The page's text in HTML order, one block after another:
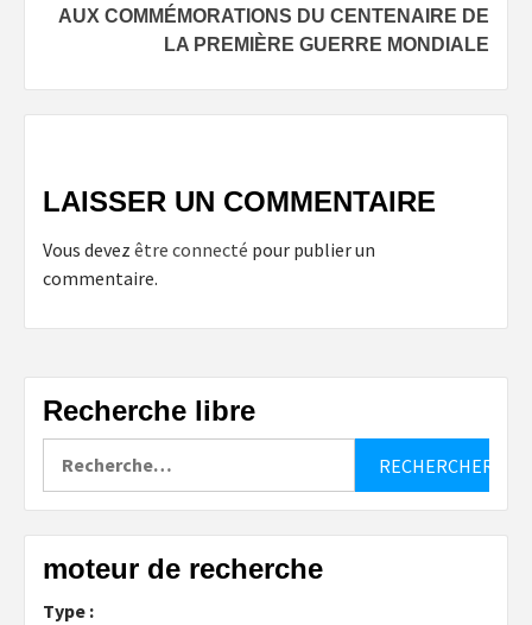
AUX COMMÉMORATIONS DU CENTENAIRE DE
LA PREMIÈRE GUERRE MONDIALE
LAISSER UN COMMENTAIRE
Vous devez être connecté pour publier un
commentaire.
Recherche libre
moteur de recherche
Type :